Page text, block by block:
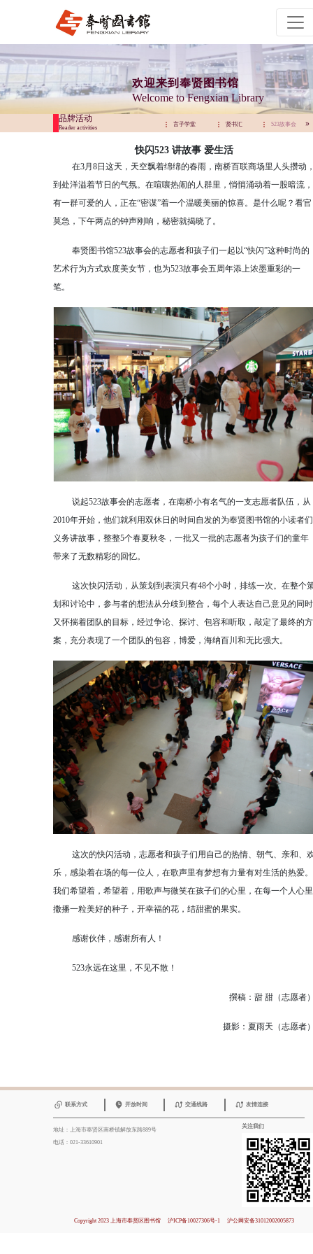
欢迎来到奉贤图书馆
Welcome to Fengxian Library
品牌活动
Reader activities
523故事会 言子学堂 贤书汇 523故事会
快闪523 讲故事 爱生活
在3月8日这天，天空飘着绵绵的春雨，南桥百联商场里人头攒动
到处洋溢着节日的气氛。在喧嚷热闹的人群里，悄悄涌动着一股暗流，
有一群可爱的人，正在“密谋”着一个温暖美丽的惊喜。是什么呢？看官
莫急，下午两点的钟声刚响，秘密就揭晓了。
奉贤图书馆523故事会的志愿者和孩子们一起以“快闪”这种时尚的
艺术行为方式欢度美女节，也为523故事会五周年添上浓墨重彩的一
笔。
说起523故事会的志愿者，在南桥小有名气的一支志愿者队伍，从
2010年开始，他们就利用双休日的时间自发的为奉贤图书馆的小读者们
义务讲故事，整整5个春夏秋冬，一批又一批的志愿者为孩子们的童年
带来了无数精彩的回忆。
这次快闪活动，从策划到表演只有48个小时，排练一次。在整个
划和讨论中，参与者的想法从分歧到整合，每个人表达自己意见的同时
又怀揣着团队的目标，经过争论、探讨、包容和听取，敲定了最终的方
案，充分表现了一个团队的包容，博爱，海纳百川和无比强大。
这次的快闪活动，志愿者和孩子们用自己的热情、朝气、亲和、
乐，感染着在场的每一位人，在歌声里有梦想有力量有对生活的热爱。
我们希望着，希望着，用歌声与微笑在孩子们的心里，在每一个人心里
撒播一粒美好的种子，开幸福的花，结甜蜜的果实。
感谢伙伴，感谢所有人！
523永远在这里，不见不散！
撰稿：甜 甜（志愿者
摄影：夏雨天（志愿者
联系方式 开放时间 交通线路 友情连接
地址：上海市奉贤区南桥镇解放东路889号
电话：021-33610901
关注我们
Copyright 2023 上海市奉贤区图书馆 沪ICP备10027306号-1 沪公网安备31012002005873